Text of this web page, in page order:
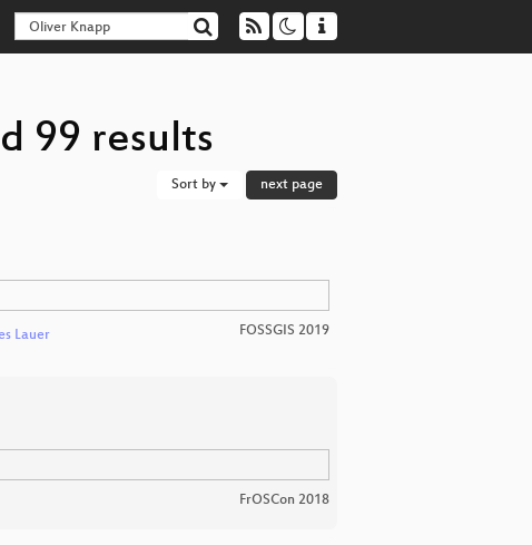
99 results
Sort by next page
Lauer FOSSGIS 2019
FrOSCon 2018